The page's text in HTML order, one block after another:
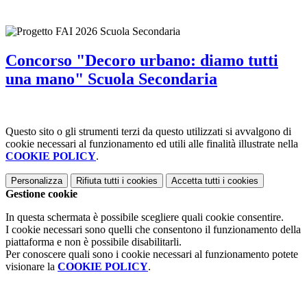
Concorso "Decoro urbano: diamo tutti
una mano" Scuola Secondaria
Questo sito o gli strumenti terzi da questo utilizzati si avvalgono di
cookie necessari al funzionamento ed utili alle finalità illustrate nella
COOKIE POLICY.
Personalizza Rifiuta tutti i cookies Accetta tutti i cookies
Gestione cookie
In questa schermata è possibile scegliere quali cookie consentire.
I cookie necessari sono quelli che consentono il funzionamento della
piattaforma e non è possibile disabilitarli.
Per conoscere quali sono i cookie necessari al funzionamento potete
visionare la COOKIE POLICY.